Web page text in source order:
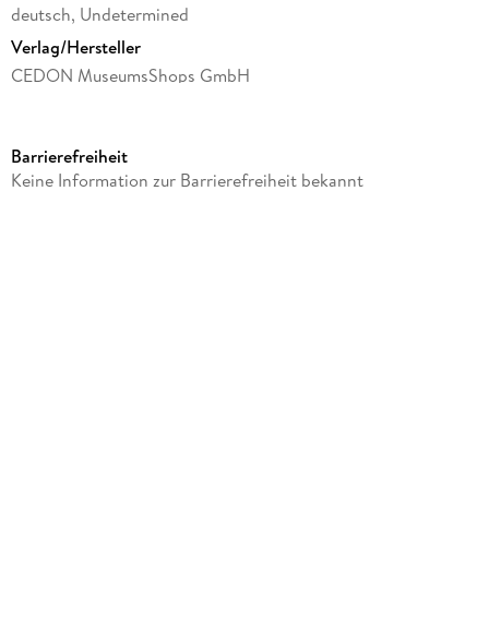
deutsch, Undetermined
Verlag/Hersteller
CEDON MuseumsShops GmbH
Gewicht
Barrierefreiheit
Keine Information zur Barrierefreiheit bekannt